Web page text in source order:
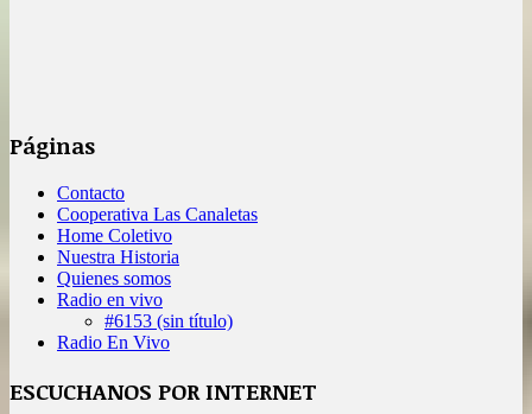
Páginas
Contacto
Cooperativa Las Canaletas
Home Coletivo
Nuestra Historia
Quienes somos
Radio en vivo
#6153 (sin título)
Radio En Vivo
ESCUCHANOS POR INTERNET